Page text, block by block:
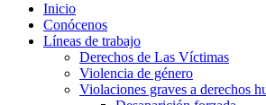
Inicio
Conócenos
Líneas de trabajo
Derechos de Las Víctimas
Violencia de género
Violaciones graves a derechos